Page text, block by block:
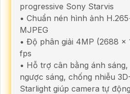
progressive Sony Starvis
• Chuẩn nén hình ảnh
MJPEG
• Độ phân giải 4MP (2688 ×
fps
• Hỗ trợ cân bằng ánh
ngược sáng, chống nhiễu
Starlight giúp camera tự